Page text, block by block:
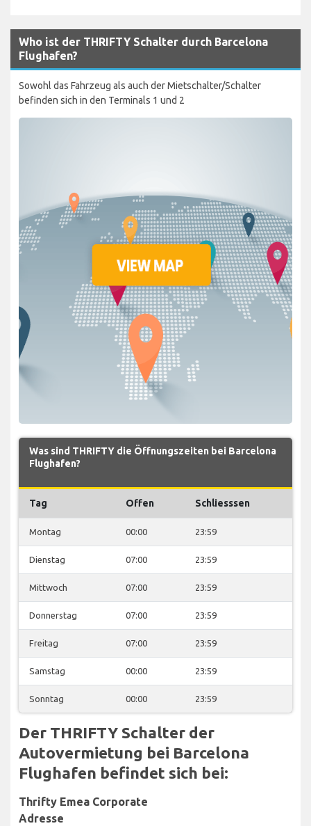
Who ist der THRIFTY Schalter durch Barcelona
Flughafen?
Sowohl das Fahrzeug als auch der Mietschalter/Schalter
befinden sich in den Terminals 1 und 2
Was sind THRIFTY die Öffnungszeiten bei Barcelona
Flughafen?
Tag Offen Schliesssen
Montag 00:00 23:59
Dienstag 07:00 23:59
Mittwoch 07:00 23:59
Donnerstag 07:00 23:59
Freitag 07:00 23:59
Samstag 00:00 23:59
Sonntag 00:00 23:59
Der THRIFTY Schalter der
Autovermietung bei Barcelona
Flughafen befindet sich bei:
Thrifty Emea Corporate
Adresse